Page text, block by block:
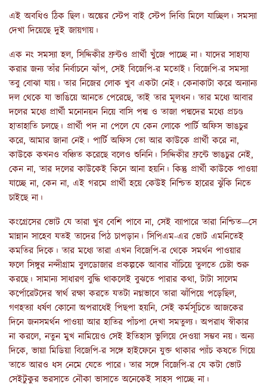
এই অবধিও ঠিক ছিল। অঙ্কের স্টেপ বাই স্টেপ দিব্যি মিলে যাচ্ছিল। সমস্যা
দেখা দিয়েছে দুই জায়গায়।
এক নং সমস্যা হল, সিদ্দিকীর ফ্রন্টও প্রার্থী খুঁজে পাচ্ছে না। যাদের সাহায্য
করার জন্য তাঁর নির্বাচনে ঝাঁপ, সেই বিজেপি-র মতোই। বিজেপি-র সমস্যা
তবু বোঝা যায়। তার নিজের লোক খুব একটা নেই। কেনাকাটা করে অন্যান্য
দল থেকে যা ভাঙিয়ে আনতে পেরেছে, তাই তার মূলধন। তার মধ্যে আবার
দলের মধ্যে প্রার্থী মনোনয়ন নিয়ে বাসি পদ্ম ও তাজা পদ্মদের মধ্যে প্রচণ্ড
হাতাহাতি চলছে। প্রার্থী পদ না পেলে যে কেন লোকে পার্টি অফিস ভাঙচুর
করে, আমার জানা নেই। পার্টি অফিস তো আর কাউকে প্রার্থী করে না,
কাউকে কখনও বঞ্চিত করেছে বলেও শুনিনি। সিদ্দিকীর ফ্রন্টে ভাঙচুর নেই,
কেন না, তার দলের কাউকেই কিনে আনা হয়নি। কিন্তু প্রার্থী কাউকে পাওয়া
যাচ্ছে না, কেন না, এই গরমে প্রার্থী হয়ে কেউই নিশ্চিত হারের ঝুঁকি নিতে
চাইছে না।
কংগ্রেসের ভোট যে তারা খুব বেশি পাবে না, সেই ব্যাপারে তারা নিশ্চিত—সে
মান্নান সাহেব যতই তাদের পিঠ চাপড়ান। সিপিএম-এর ভোট এমনিতেই
কমতির দিকে। তার মধ্যে তারা এখন বিজেপি-র থেকে সমর্থন পাওয়ার
ফলে সিঙ্গুর নন্দীগ্রাম বুলডোজার প্রকল্পকে আবার বাঁচিয়ে তুলতে চেষ্টা শুরু
করছে। সামান্য সাধারণ বুদ্ধি থাকলেই বুঝতে পারার কথা, টাটা সালেম
কর্পোরেটদের স্বার্থ রক্ষা করতে যতটা নগ্নভাবে তারা ঝাঁপিয়ে পড়েছিল,
গণহত্যা ধর্ষণ কোনো অপরাধেই পিছপা হয়নি, সেই কর্মসূচিতে আজকের
দিনে জনসমর্থন পাওয়া আর হাতির পাঁচপা দেখা সমতুল্য। অপরাধ স্বীকার
না করলে, নতুন মুখ নামিয়েও সেই ইতিহাস ভুলিয়ে দেওয়া সম্ভব নয়। অন্য
দিকে, ভায়া মিডিয়া বিজেপি-র সঙ্গে হাইফেনে যুক্ত থাকার প্যাঁচ কষতে গিয়ে
তাতে আরও ধস নেমে যেতে পারে। তার সঙ্গে বিজেপি-র যে কটা ভোট
সেইটুকুর ভরসাতে নৌকা ভাসাতে অনেকেই সাহস পাচ্ছে না।